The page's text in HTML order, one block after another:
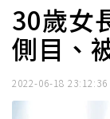
30歲女
側目、
2022-06-18 23:12:36